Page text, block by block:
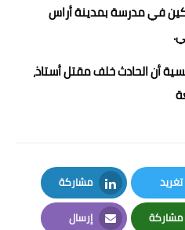
في مدرسة بمدينة أراس
أن الحادث خلف مقتل أستاذ،
تغريد
Twitter
مشاركة
LinkedIn
مشاركة إرسال